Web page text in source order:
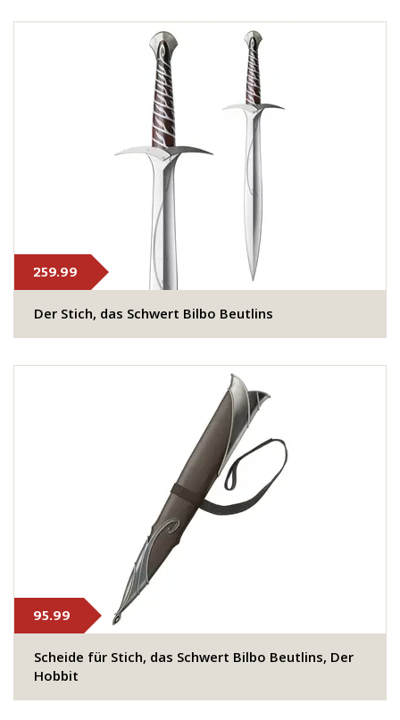
259.99
​Der Stich, das Schwert Bilbo Beutlins
95.99
Scheide für Stich, das Schwert Bilbo Beutlins, Der
Hobbit